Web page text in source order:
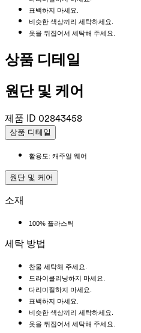
표백하지 마세요.
비슷한 색상끼리 세탁하세요.
옷을 뒤집어서 세탁해 주세요.
상품 디테일
원단 및 케어
제품 ID 02843458
상품 디테일
활용도: 캐주얼 웨어
원단 및 케어
소재
100% 플라스틱
세탁 방법
찬물 세탁해 주세요.
드라이클리닝하지 마세요.
다리미질하지 마세요.
표백하지 마세요.
비슷한 색상끼리 세탁하세요.
옷을 뒤집어서 세탁해 주세요.